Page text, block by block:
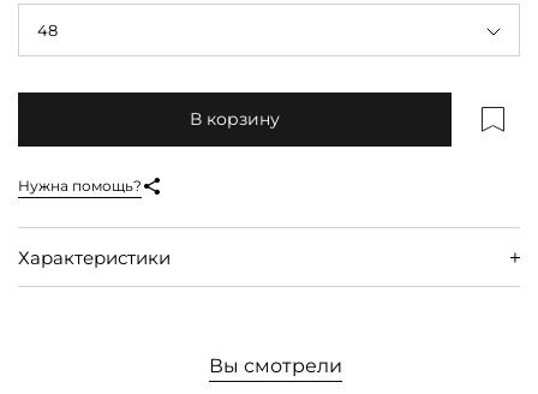
48
В корзину
Нужна помощь?
Характеристики
Вы смотрели